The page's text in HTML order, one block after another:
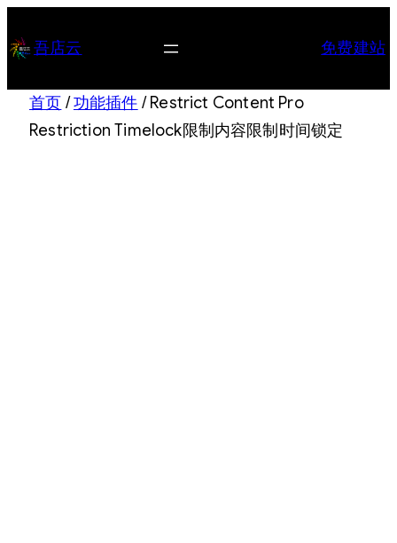
至 吾店云 免费建站
首页 /功能插件 / Restrict Content Pro
Restriction Timelock限制内容限制时间锁定